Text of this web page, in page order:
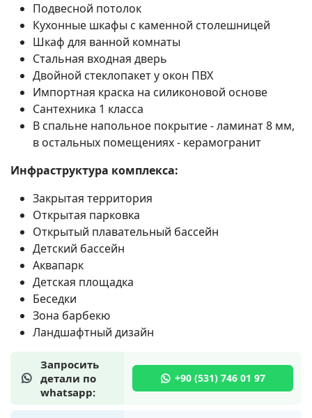
Подвесной потолок
Кухонные шкафы с каменной столешницей
Шкаф для ванной комнаты
Стальная входная дверь
Двойной стеклопакет у окон ПВХ
Импортная краска на силиконовой основе
Сантехника 1 класса
В спальне напольное покрытие - ламинат 8 мм,
в остальных помещениях - керамогранит
Инфраструктура комплекса:
Закрытая территория
Открытая парковка
Открытый плавательный бассейн
Детский бассейн
Аквапарк
Детская площадка
Беседки
Зона барбекю
Ландшафтный дизайн
Запросить
детали по
whatsapp: